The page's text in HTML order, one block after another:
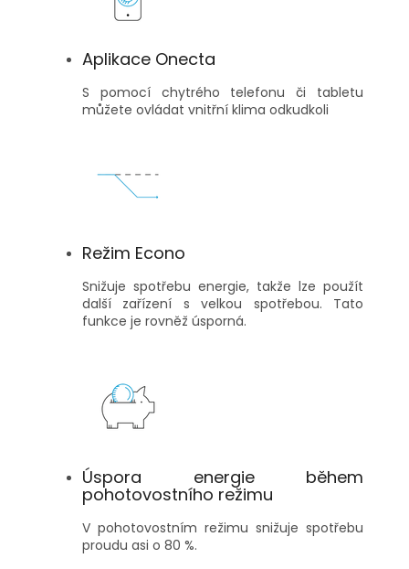
Aplikace Onecta
S pomocí chytrého telefonu či tabletu
můžete ovládat vnitřní klima odkudkoli
Režim Econo
Snižuje spotřebu energie, takže lze použít
další zařízení s velkou spotřebou. Tato
funkce je rovněž úsporná.
Úspora energie během
pohotovostního režimu
V pohotovostním režimu snižuje spotřebu
proudu asi o 80 %.